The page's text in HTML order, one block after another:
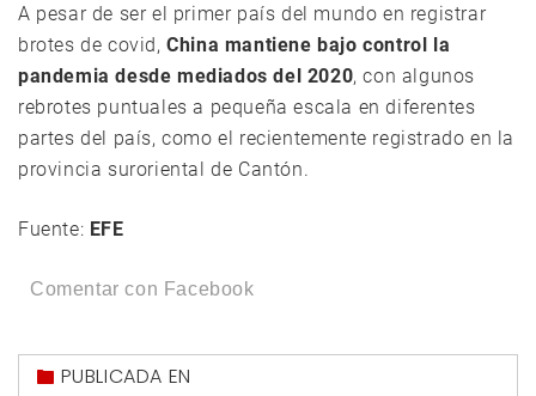
A pesar de ser el primer país del mundo en registrar
brotes de covid,China mantiene bajo control la
pandemia desde mediados del 2020, con algunos
rebrotes puntuales a pequeña escala en diferentes
partes del país, como el recientemente registrado en la
provincia suroriental de Cantón.
Fuente: EFE
Comentar con Facebook
PUBLICADA EN